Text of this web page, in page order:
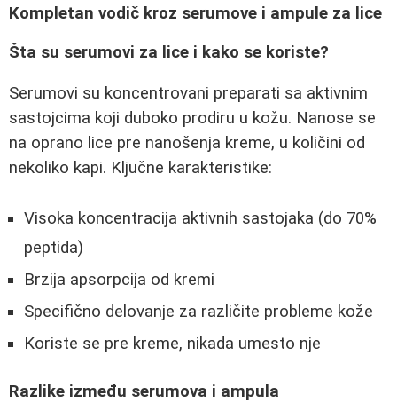
Kompletan vodič kroz serumove i ampule za lice
Šta su serumovi za lice i kako se koriste?
Serumovi su koncentrovani preparati sa aktivnim
sastojcima koji duboko prodiru u kožu. Nanose se
na oprano lice pre nanošenja kreme, u količini od
nekoliko kapi. Ključne karakteristike:
Visoka koncentracija aktivnih sastojaka (do 70%
peptida)
Brzija apsorpcija od kremi
Specifično delovanje za različite probleme kože
Koriste se pre kreme, nikada umesto nje
Razlike između serumova i ampula